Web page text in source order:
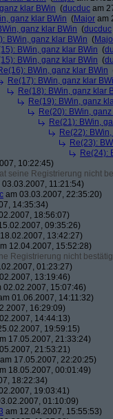
klar BWin (ducduc am
ganz klar BWin (Major am
ganz klar BWin (ducduc
BWin, ganz klar BWin (
BWin, ganz klar BWin (
BWin, ganz klar BWin (
BWin, ganz klar BWin
Re(17): BWin, ganz klar
Re(18): BWin, ganz klar
Re(19): BWin, ganz
Re(20): BWin,
Re(21): BWin,
Re(22):
Re(23):
Re(24):
10:22:45)
seine Registrierung nicht
03.03.2007, 11:21:54)
am 03.03.2007, 22:35:20)
14:35:34)
18:56:07)
09:35:26)
13:42:27)
12.04.2007, 15:52:28)
Registrierung nicht
01:23:27)
13:19:46)
02.02.2007, 15:07:46)
01.06.2007, 14:11:32)
16:29:09)
14:44:13)
19:59:15)
17.05.2007, 21:33:24)
21:53:21)
am 17.05.2007, 22:20:25)
18.05.2007, 00:01:49)
18:22:34)
19:03:41)
01:10:09)
am 12.04.2007, 15:55:53)